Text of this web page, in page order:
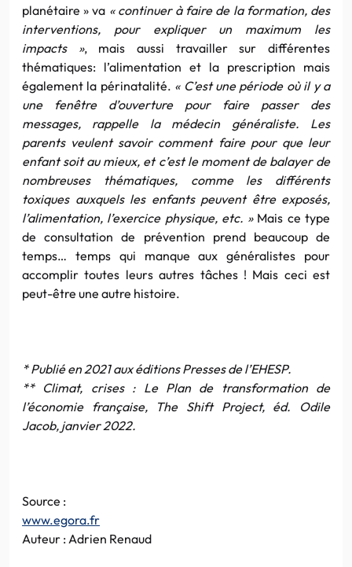
planétaire » va « continuer à faire de la formation, des
interventions, pour expliquer un maximum les
impacts », mais aussi travailler sur différentes
thématiques: l’alimentation et la prescription mais
également la périnatalité. « C’est une période où il y a
une fenêtre d’ouverture pour faire passer des
messages, rappelle la médecin généraliste. Les
parents veulent savoir comment faire pour que leur
enfant soit au mieux, et c’est le moment de balayer de
nombreuses thématiques, comme les différents
toxiques auxquels les enfants peuvent être exposés,
l’alimentation, l’exercice physique, etc. »Mais ce type
de consultation de prévention prend beaucoup de
temps… temps qui manque aux généralistes pour
accomplir toutes leurs autres tâches ! Mais ceci est
peut-être une autre histoire.
* Publié en 2021 aux éditions Presses de l’EHESP.
** Climat, crises : Le Plan de transformation de
l’économie française, The Shift Project, éd. Odile
Jacob, janvier 2022.
Source :
www.egora.fr
Auteur : Adrien Renaud